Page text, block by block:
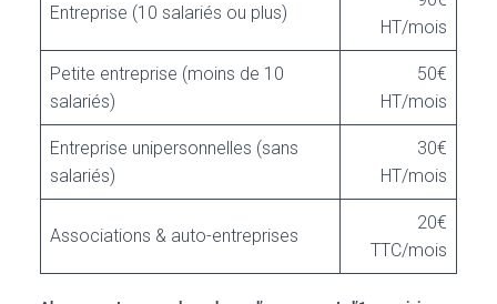
Entreprise (10 salariés ou plus)
HT/mois
Petite entreprise (moins de 10
salariés)
50€
HT/mois
Entreprise unipersonnelles (sans
salariés)
30€
HT/mois
Associations & auto-entreprises
20€
TTC/mois